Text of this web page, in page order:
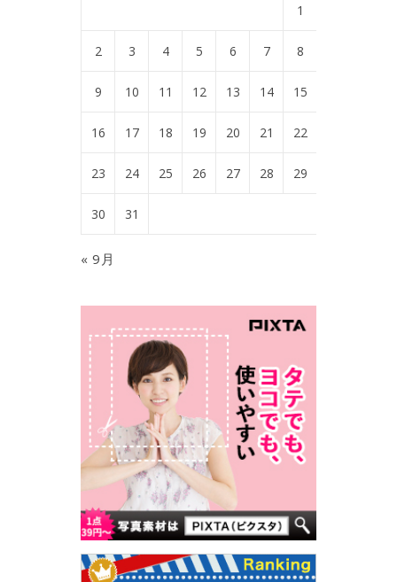
1
2 3 4 5 6 7 8
9 10 11 12 13 14 15
16 17 18 19 20 21 22
23 24 25 26 27 28 29
30 31
« 9月